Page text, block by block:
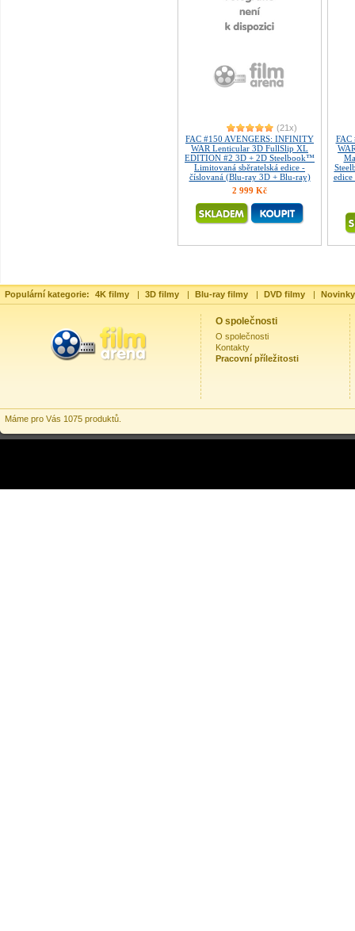
(21x)
FAC #150 AVENGERS: INFINITY
WAR Lenticular 3D FullSlip XL
EDITION #2 3D + 2D Steelbook™
Limitovaná sběratelská edice -
číslovaná (Blu-ray 3D + Blu-ray)
2 999 Kč
FAC
Populární kategorie: 4K filmy | 3D filmy | Blu-ray filmy | DVD filmy |
O společnosti
O společnosti
Kontakty
Pracovní příležitosti
Máme pro Vás 1075 produktů.